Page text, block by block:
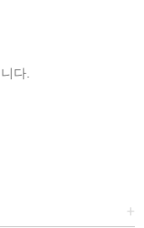
다.
+